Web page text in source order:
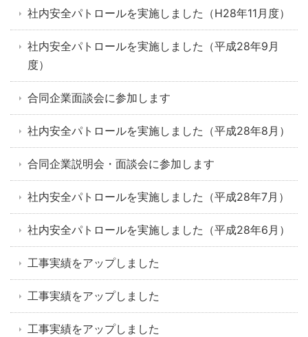
社内安全パトロールを実施しました（H28年11月度）
社内安全パトロールを実施しました（平成28年9月
度）
合同企業面談会に参加します
社内安全パトロールを実施しました（平成28年8月）
合同企業説明会・面談会に参加します
社内安全パトロールを実施しました（平成28年7月）
社内安全パトロールを実施しました（平成28年6月）
工事実績をアップしました
工事実績をアップしました
工事実績をアップしました